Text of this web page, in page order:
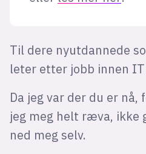
Til dere nyutdannede
leter etter jobb innen
Da jeg var der du er
jeg meg helt ræva, ikke
ned meg selv.